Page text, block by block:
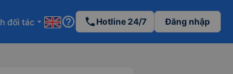
đối tác arrow_drop_down help_outline phoneHotline 24/7 Đăng nhập